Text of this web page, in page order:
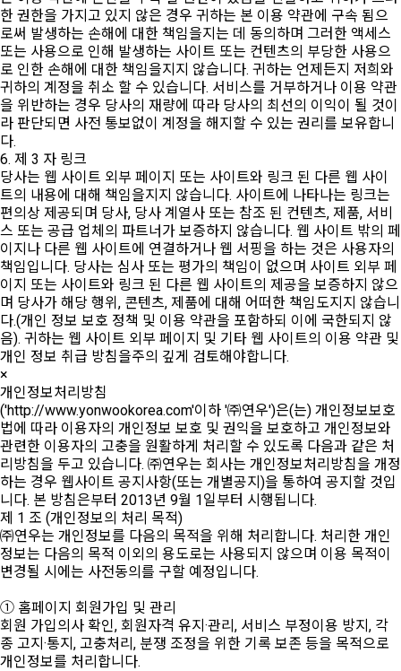
한 권한을 가지고 있지 않은 경우 귀하는 본 이용 약관에 구속 됨으
로써 발생하는 손해에 대한 책임을지는 데 동의하며 그러한 액세스
또는 사용으로 인해 발생하는 사이트 또는 컨텐츠의 부당한 사용으
로 인한 손해에 대한 책임을지지 않습니다. 귀하는 언제든지 저희와
귀하의 계정을 취소 할 수 있습니다. 서비스를 거부하거나 이용 약관
을 위반하는 경우 당사의 재량에 따라 당사의 최선의 이익이 될 것이
라 판단되면 사전 통보없이 계정을 해지할 수 있는 권리를 보유합니
다.
6. 제 3 자 링크
당사는 웹 사이트 외부 페이지 또는 사이트와 링크 된 다른 웹 사이
트의 내용에 대해 책임을지지 않습니다. 사이트에 나타나는 링크는
편의상 제공되며 당사, 당사 계열사 또는 참조 된 컨텐츠, 제품, 서비
스 또는 공급 업체의 파트너가 보증하지 않습니다. 웹 사이트 밖의 페
이지나 다른 웹 사이트에 연결하거나 웹 서핑을 하는 것은 사용자의
책임입니다. 당사는 심사 또는 평가의 책임이 없으며 사이트 외부 페
이지 또는 사이트와 링크 된 다른 웹 사이트의 제공을 보증하지 않으
며 당사가 해당 행위, 콘텐츠, 제품에 대해 어떠한 책임도지지 않습니
다.(개인 정보 보호 정책 및 이용 약관을 포함하되 이에 국한되지 않
음). 귀하는 웹 사이트 외부 페이지 및 기타 웹 사이트의 이용 약관 및
개인 정보 취급 방침을주의 깊게 검토해야합니다.
×
개인정보처리방침
('http://www.yonwookorea.com'이하 '㈜연우')은(는) 개인정보보호
법에 따라 이용자의 개인정보 보호 및 권익을 보호하고 개인정보와
관련한 이용자의 고충을 원활하게 처리할 수 있도록 다음과 같은 처
리방침을 두고 있습니다. ㈜연우는 회사는 개인정보처리방침을 개정
하는 경우 웹사이트 공지사항(또는 개별공지)을 통하여 공지할 것입
니다. 본 방침은부터 2013년 9월 1일부터 시행됩니다.
제 1 조 (개인정보의 처리 목적)
㈜연우는 개인정보를 다음의 목적을 위해 처리합니다. 처리한 개인
정보는 다음의 목적 이외의 용도로는 사용되지 않으며 이용 목적이
변경될 시에는 사전동의를 구할 예정입니다.
① 홈페이지 회원가입 및 관리
회원 가입의사 확인, 회원자격 유지·관리, 서비스 부정이용 방지, 각
종 고지·통지, 고충처리, 분쟁 조정을 위한 기록 보존 등을 목적으로
개인정보를 처리합니다.